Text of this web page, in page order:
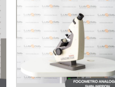
MAQUINARIA
FOCOMETRO
ANALOGICO SHIN
NIPPON